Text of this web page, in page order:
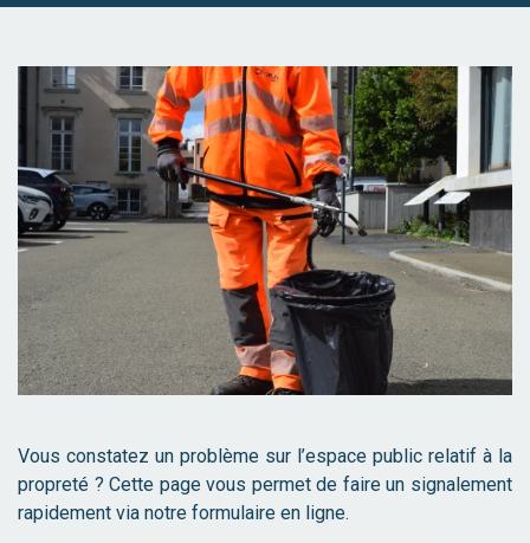
Vous constatez un problème sur l’espace public relatif à la
propreté ? Cette page vous permet de faire un signalement
rapidement via notre formulaire en ligne.